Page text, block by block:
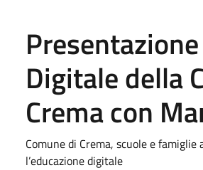
Digitale della
Crema con
Comune di Crema, scuole e famiglie
l’educazione digitale